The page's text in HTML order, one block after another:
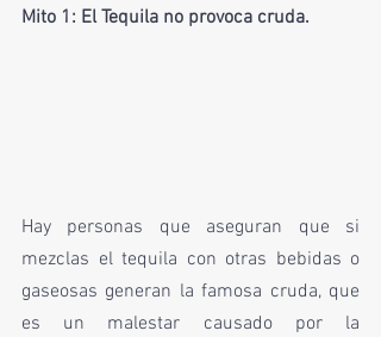
Mito 1: El Tequila no provoca cruda.
Hay personas que aseguran que si
mezclas el tequila con otras bebidas o
gaseosas generan la famosa cruda, que
es un malestar causado por la